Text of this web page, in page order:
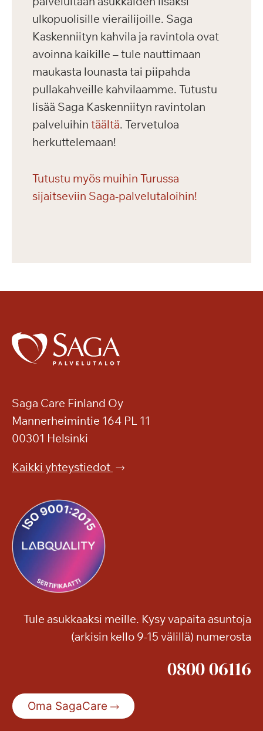
ulkopuolisille vierailijoille. Saga
Kaskenniityn kahvila ja ravintola ovat
avoinna kaikille – tule nauttimaan
maukasta lounasta tai piipahda
pullakahveille kahvilaamme. Tutustu
lisää Saga Kaskenniityn ravintolan
palveluihin täältä. Tervetuloa
herkuttelemaan!
Tutustu myös muihin Turussa
sijaitseviin Saga-palvelutaloihin!
Saga Care Finland Oy
Mannerheimintie 164 PL 11
00301 Helsinki
Kaikki yhteystiedot
Tule asukkaaksi meille. Kysy vapaita asuntoja
(arkisin kello 9-15 välillä) numerosta
0800 06116
Oma SagaCare